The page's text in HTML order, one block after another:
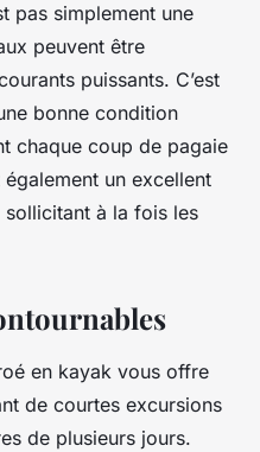
pas simplement une
peuvent être
puissants. C’est
bonne condition
chaque coup de pagaie
un excellent
à la fois les
en kayak vous offre
de courtes excursions
de plusieurs jours.